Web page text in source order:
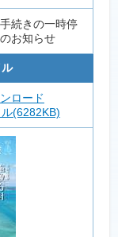
続きの一時停
お知らせ
ロード
(6282KB)